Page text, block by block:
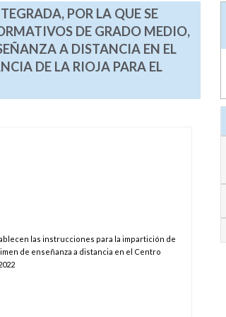
POR LA QUE SE
DE GRADO MEDIO,
A DISTANCIA EN EL
DE LA RIOJA PARA EL
las instrucciones para la impartición de
de enseñanza a distancia en el Centro